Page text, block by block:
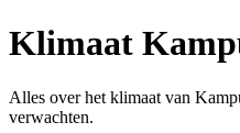
Klimaat
Alles over het klimaat van
verwachten.